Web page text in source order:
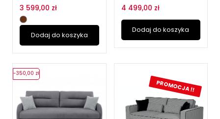
3 599,00 zł
Dodaj do koszyka
4 499,00 zł
Dodaj do koszyka
-350,00 zł
PROMOCJA !!